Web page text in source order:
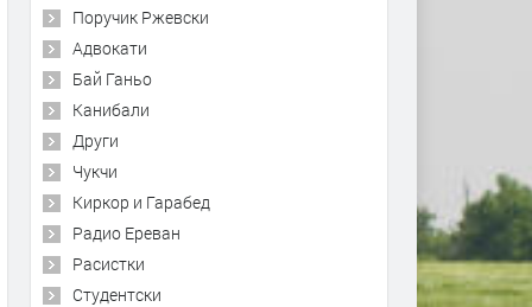
Поручик Ржевски
Адвокати
Бай Ганьо
Канибали
Други
Чукчи
Киркор и Гарабед
Радио Ереван
Расистки
Студентски